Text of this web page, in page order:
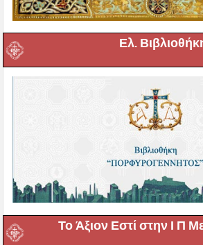
Ελ.
Το Άξιον Εστί στην Ι Π